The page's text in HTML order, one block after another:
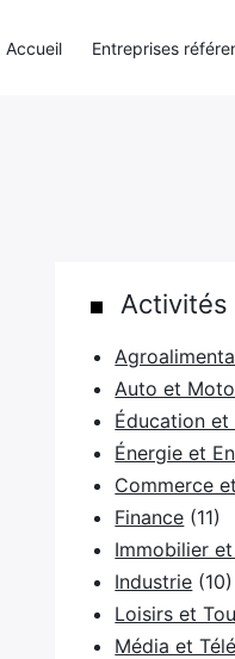
Activités
Auto et Moto
Éducation et
Énergie et
Commerce
Finance (11)
Immobilier
Industrie (10)
Loisirs et
Média et
Accueil Entreprises